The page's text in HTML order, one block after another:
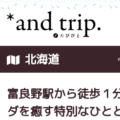
北海道
富良野駅から徒歩１
ダを癒す特別なひと